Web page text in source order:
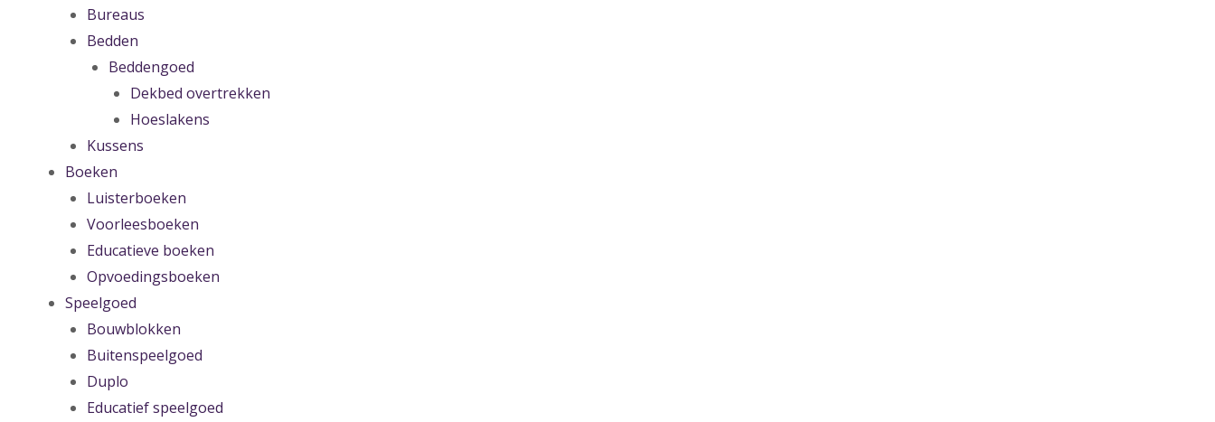
Bureaus
Bedden
Beddengoed
Dekbed overtrekken
Hoeslakens
Kussens
Boeken
Luisterboeken
Voorleesboeken
Educatieve boeken
Opvoedingsboeken
Speelgoed
Bouwblokken
Buitenspeelgoed
Duplo
Educatief speelgoed